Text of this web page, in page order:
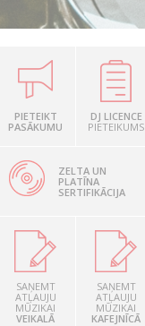
PIETEIKT
PASĀKUMU
DJ LICENCE
PIETEIKUMS
ZELTA UN
PLATĪNA
SERTIFIKĀCIJA
SAŅEMT
ATĻAUJU
MŪZIKAI
VEIKALĀ
SAŅEMT
ATĻAUJU
MŪZIKAI
KAFEJNĪCĀ